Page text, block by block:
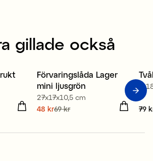
gillade också
Kampanj 30%
Förvaringslåda Lager
mini ljusgrön
27x17x10,5 cm
Nuvarande pris
48 kr69 kr Pris
79